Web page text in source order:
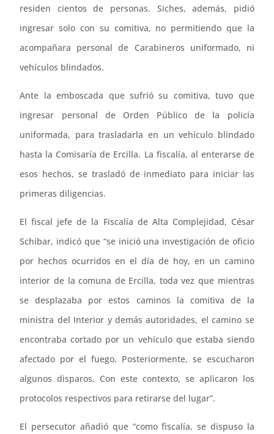
residen cientos de personas. Siches, además, pidió
ingresar solo con su comitiva, no permitiendo que la
acompañara personal de Carabineros uniformado, ni
vehículos blindados.
Ante la emboscada que sufrió su comitiva, tuvo que
ingresar personal de Orden Público de la policía
uniformada, para trasladarla en un vehículo blindado
hasta la Comisaría de Ercilla. La fiscalía, al enterarse de
esos hechos, se trasladó de inmediato para iniciar las
primeras diligencias.
El fiscal jefe de la Fiscalía de Alta Complejidad, César
Schibar, indicó que “se inició una investigación de oficio
por hechos ocurridos en el día de hoy, en un camino
interior de la comuna de Ercilla, toda vez que mientras
se desplazaba por estos caminos la comitiva de la
ministra del Interior y demás autoridades, el camino se
encontraba cortado por un vehículo que estaba siendo
afectado por el fuego. Posteriormente, se escucharon
algunos disparos. Con este contexto, se aplicaron los
protocolos respectivos para retirarse del lugar”.
El persecutor añadió que “como fiscalía, se dispuso la